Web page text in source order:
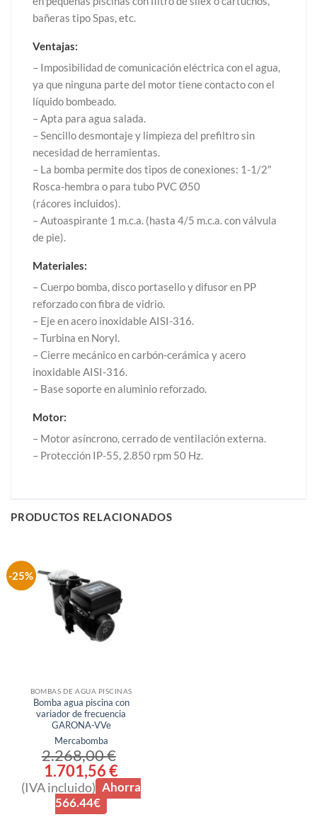
bañeras tipo Spas, etc.
Ventajas:
– Imposibilidad de comunicación eléctrica con el agua,
ya que ninguna parte del motor tiene contacto con el
líquido bombeado.
– Apta para agua salada.
– Sencillo desmontaje y limpieza del prefiltro sin
necesidad de herramientas.
– La bomba permite dos tipos de conexiones: 1-1/2″
Rosca-hembra o para tubo PVC Ø50
(rácores incluidos).
– Autoaspirante 1 m.c.a. (hasta 4/5 m.c.a. con válvula
de pie).
Materiales:
– Cuerpo bomba, disco portasello y difusor en PP
reforzado con fibra de vidrio.
– Eje en acero inoxidable AISI-316.
– Turbina en Noryl.
– Cierre mecánico en carbón-cerámica y acero
inoxidable AISI-316.
– Base soporte en aluminio reforzado.
Motor:
– Motor asíncrono, cerrado de ventilación externa.
– Protección IP-55, 2.850 rpm 50 Hz.
PRODUCTOS RELACIONADOS
-25%
BOMBAS DE AGUA PISCINAS
Bomba agua piscina con
variador de frecuencia
GARONA-VVe
Mercabomba
2.268,00€
El
precio
original
era:
2.268,00 €.
1.701,56€El
precio
actual
es:
(IVA incluido) Ahorra
566.44€